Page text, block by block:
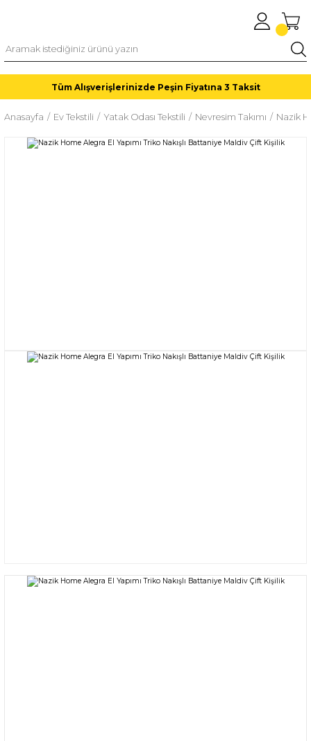
Tüm Alışverişlerinizde Peşin Fiyatına 3 Taksit
Anasayfa Ev Tekstili Yatak Odası Tekstili Nevresim Takımı Nazik